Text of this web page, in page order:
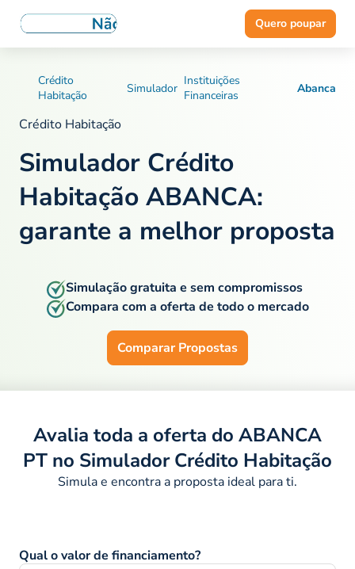
Quero poupar
Crédito
Habitação
Simulador Instituições
Financeiras
Abanca
Crédito Habitação
Simulador Crédito
Habitação ABANCA:
garante a melhor proposta
Simulação gratuita e sem compromissos
Compara com a oferta de todo o mercado
Comparar Propostas
Avalia toda a oferta do ABANCA
PT no Simulador Crédito Habitação
Simula e encontra a proposta ideal para ti.
Qual o valor de financiamento?